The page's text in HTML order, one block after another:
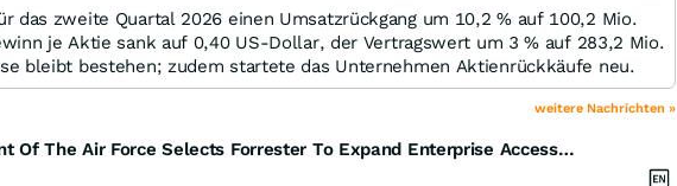
das zweite Quartal 2026 einen Umsatzrückgang um 10,2 % auf 100,2 Mio.
je Aktie sank auf 0,40 US-Dollar, der Vertragswert um 3 % auf 283,2 Mio.
bleibt bestehen; zudem startete das Unternehmen Aktienrückkäufe neu.
weitere Nachrichten »
The United States Department Of The Air Force Selects Forrester To Expand Enterprise Access To Research, Advisory Services, And AI-Enabled Insights